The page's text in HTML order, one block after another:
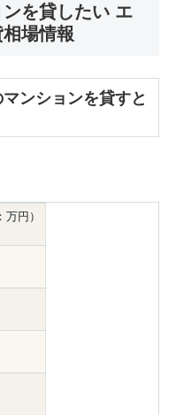
を貸したい エ
場情報
ンションを貸すと
円）